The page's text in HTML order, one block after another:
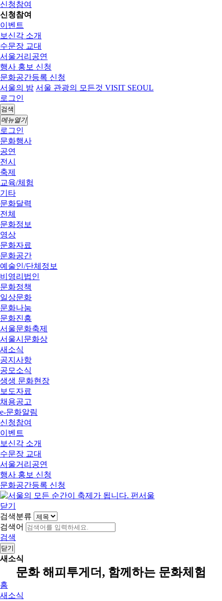
신청참여
신청참여
이벤트
보신각 소개
수문장 교대
서울거리공연
행사 홍보 신청
문화공간등록 신청
서울의 밤 서울 관광의 모든것 VISIT SEOUL
로그인
검색
메뉴열기
로그인
문화행사
공연
전시
축제
교육/체험
기타
문화달력
전체
문화정보
영상
문화자료
문화공간
예술인/단체정보
비영리법인
문화정책
일상문화
문화나눔
문화진흥
서울문화축제
서울시문화상
새소식
공지사항
공모소식
생생 문화현장
보도자료
채용공고
e-문화알림
신청참여
이벤트
보신각 소개
수문장 교대
서울거리공연
행사 홍보 신청
문화공간등록 신청
닫기
검색분류
검색어
검색
닫기
새소식
문화 해피투게더, 함께하는 문화체험
홈
새소식